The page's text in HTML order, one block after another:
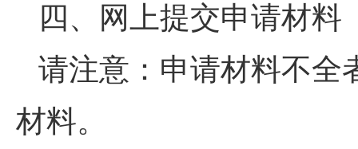
四、网上提交申请材料
请注意：申请材料不全
材料。